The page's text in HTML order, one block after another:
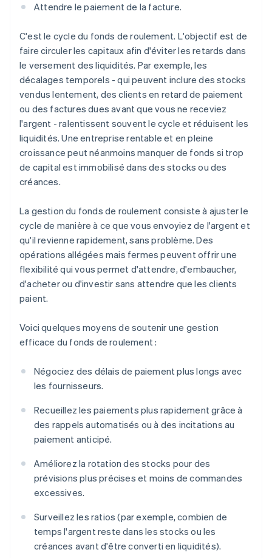
Attendre le paiement de la facture.
C'est le cycle du fonds de roulement. L'objectif est de
faire circuler les capitaux afin d'éviter les retards dans
le versement des liquidités. Par exemple, les
décalages temporels - qui peuvent inclure des stocks
vendus lentement, des clients en retard de paiement
ou des factures dues avant que vous ne receviez
l'argent - ralentissent souvent le cycle et réduisent les
liquidités. Une entreprise rentable et en pleine
croissance peut néanmoins manquer de fonds si trop
de capital est immobilisé dans des stocks ou des
créances.
La gestion du fonds de roulement consiste à ajuster le
cycle de manière à ce que vous envoyiez de l'argent et
qu'il revienne rapidement, sans problème. Des
opérations allégées mais fermes peuvent offrir une
flexibilité qui vous permet d'attendre, d'embaucher,
d'acheter ou d'investir sans attendre que les clients
paient.
Voici quelques moyens de soutenir une gestion
efficace du fonds de roulement :
Négociez des délais de paiement plus longs avec
les fournisseurs.
Recueillez les paiements plus rapidement grâce à
des rappels automatisés ou à des incitations au
paiement anticipé.
Améliorez la rotation des stocks pour des
prévisions plus précises et moins de commandes
excessives.
Surveillez les ratios (par exemple, combien de
temps l'argent reste dans les stocks ou les
créances avant d'être converti en liquidités).